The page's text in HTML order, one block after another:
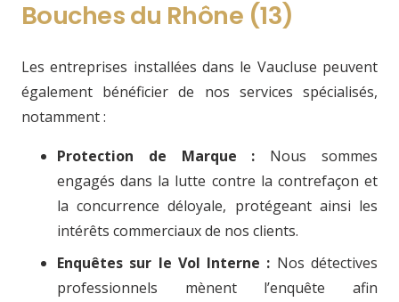
Bouches du Rhône (13)
Les entreprises installées dans le Vaucluse peuvent
également bénéficier de nos services spécialisés,
notamment :
Protection de Marque : Nous sommes
engagés dans la lutte contre la contrefaçon et
la concurrence déloyale, protégeant ainsi les
intérêts commerciaux de nos clients.
Enquêtes sur le Vol Interne : Nos détectives
professionnels mènent l’enquête afin